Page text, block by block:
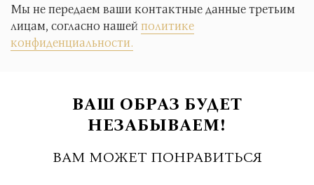
Мы не передаем ваши контактные данные третьим
лицам, согласно нашейполитике
конфиденциальности.
ВАШ ОБРАЗ БУДЕТ
НЕЗАБЫВАЕМ!
ВАМ МОЖЕТ ПОНРАВИТЬСЯ